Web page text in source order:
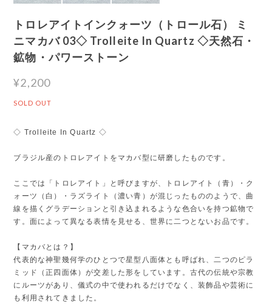
トロレアイトインクォーツ（トロール石） ミ
ニマカバ 03◇ Trolleite In Quartz ◇天然石・
鉱物・パワーストーン
¥2,200
SOLD OUT
◇ Trolleite In Quartz ◇
ブラジル産のトロレアイトをマカバ型に研磨したものです。
ここでは「トロレアイト」と呼びますが、トロレアイト（青）・ク
ォーツ（白）・ラズライト（濃い青）が混じったもののようで、曲
線を描くグラデーションと引き込まれるような色合いを持つ鉱物で
す。面によって異なる表情を見せる、世界に二つとないお品です。
【マカバとは？】
代表的な神聖幾何学のひとつで星型八面体とも呼ばれ、二つのピラ
ミッド（正四面体）が交差した形をしています。古代の伝統や宗教
にルーツがあり、儀式の中で使われるだけでなく、装飾品や芸術に
も利用されてきました。